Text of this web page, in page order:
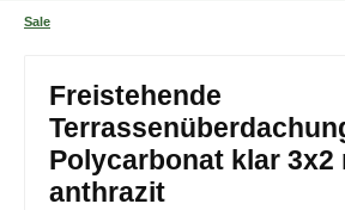
Sale
Freistehende
Polycarbonat klar 3x2
anthrazit